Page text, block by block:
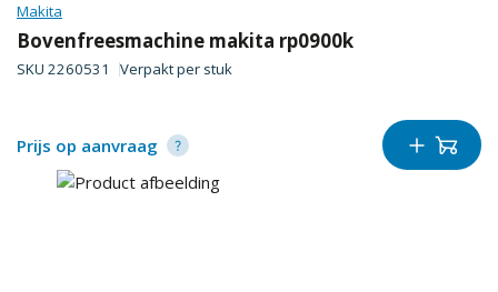
Makita
Bovenfreesmachine makita rp0900k
SKU 2260531 Verpakt per stuk
Prijs op aanvraag